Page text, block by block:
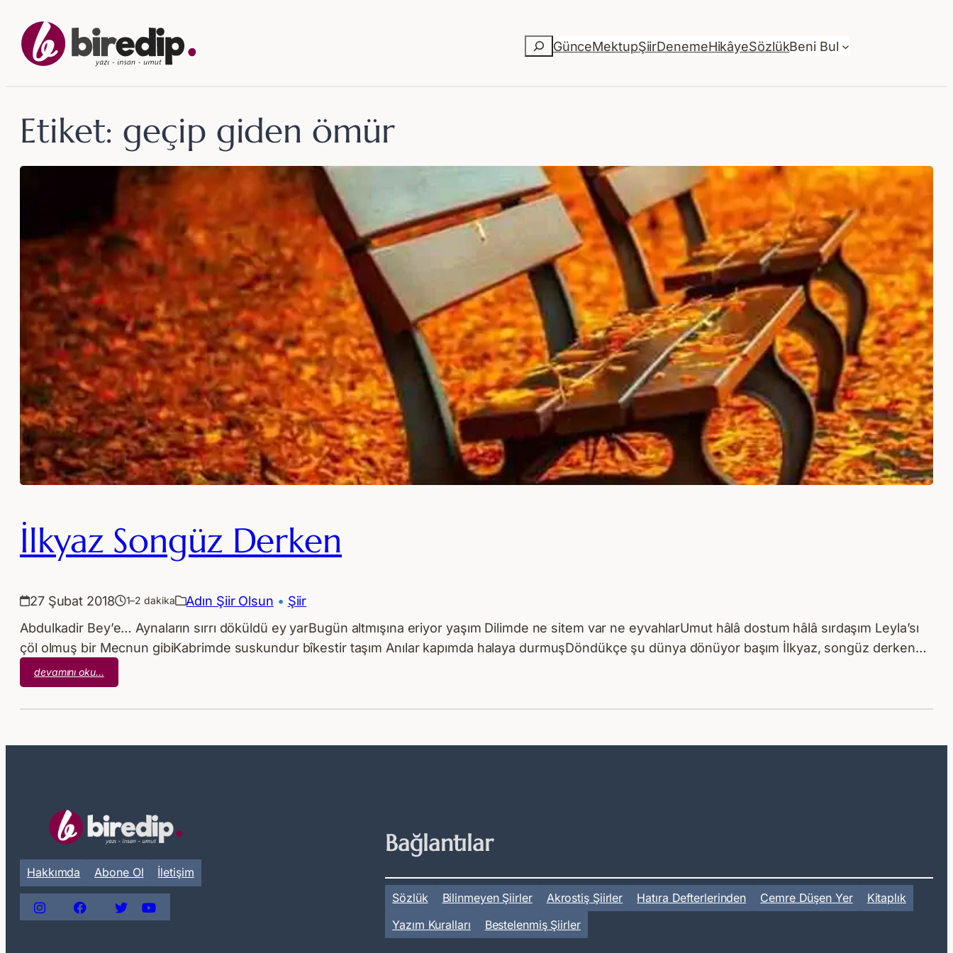
geç
Ara GünceMektupŞiirDenemeHikâyeSözlükBeni Bul
Etiket: geçip giden ömür
İlkyaz Songüz Derken
27 Şubat 2018 1–2 dakika Adın Şiir Olsun • Şiir
Abdulkadir Bey’e… Aynaların sırrı döküldü ey yarBugün altmışına eriyor yaşım Dilimde ne sitem var ne eyvahlarUmut hâlâ dostum hâlâ sırdaşım Leyla’sı
çöl olmuş bir Mecnun gibiKabrimde suskundur bîkestir taşım Anılar kapımda halaya durmuşDöndükçe şu dünya dönüyor başım İlkyaz, songüz derken…
devamını oku…:
İlkyaz
Hakkımda Abone Ol İletişim
Bağlantılar
Sözlük Bilinmeyen Şiirler Akrostiş Şiirler Hatıra Defterlerinden Cemre Düşen Yer
Kitaplık
Yazım Kuralları
Bestelenmiş Şiirler